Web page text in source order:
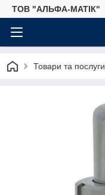
ТОВ "АЛЬФА-МАТІК"
Товари та послуги